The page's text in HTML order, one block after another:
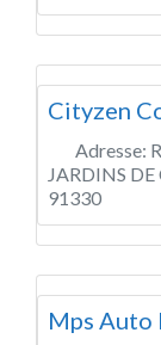
Cityzen
Adresse:
JARDINS DE
91330
Mps